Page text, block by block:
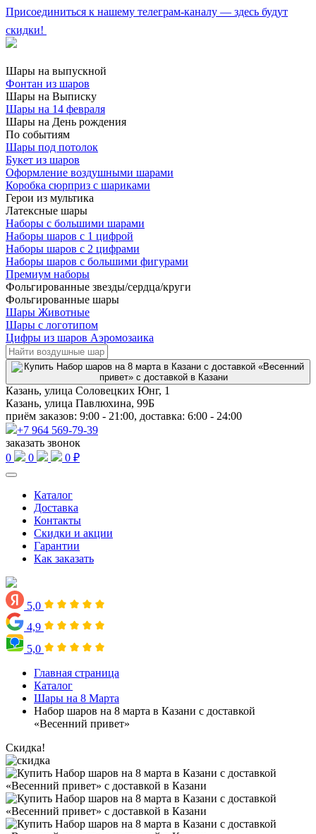
Присоединиться к нашему телеграм-каналу — здесь будут
скидки!
Шары на выпускной
Фонтан из шаров
Шары на Выписку
Шары на 14 февраля
Шары на День рождения
По событиям
Шары под потолок
Букет из шаров
Оформление воздушными шарами
Коробка сюрприз с шариками
Герои из мультика
Латексные шары
Наборы с большими шарами
Наборы шаров с 1 цифрой
Наборы шаров с 2 цифрами
Наборы шаров с большими фигурами
Премиум наборы
Фольгированные звезды/сердца/круги
Фольгированные шары
Шары Животные
Шары с логотипом
Цифры из шаров Аэромозаика
Казань, улица Соловецких Юнг, 1
Казань, улица Павлюхина, 99Б
приём заказов: 9:00 - 21:00, доставка: 6:00 - 24:00
+7 964 569-79-39
заказать звонок
0
0 0 ₽
Каталог
Доставка
Контакты
Скидки и акции
Гарантии
Как заказать
5,0
4,9
5,0
Главная страница
Каталог
Шары на 8 Марта
Набор шаров на 8 марта в Казани с доставкой
«Весенний привет»
Скидка!